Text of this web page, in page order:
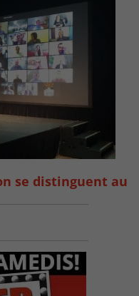
se distinguent au